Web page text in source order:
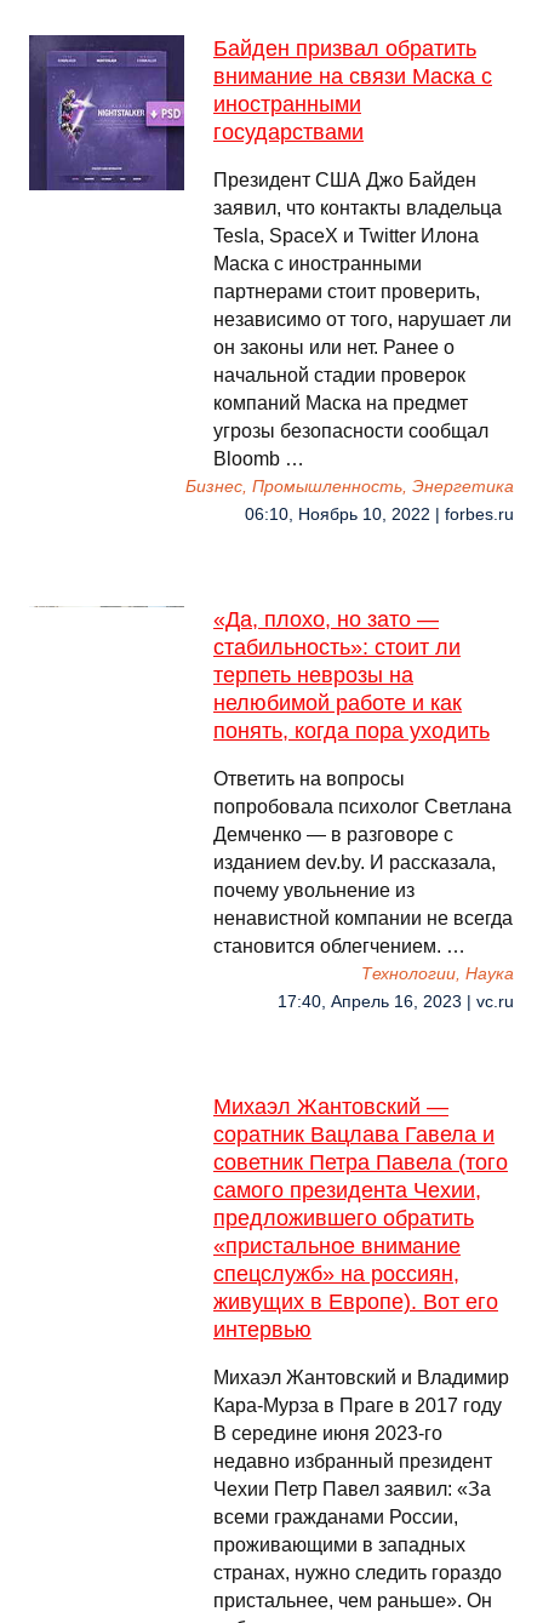
Байден призвал обратить
внимание на связи Маска с
иностранными
государствами
Президент США Джо Байден
заявил, что контакты владельца
Tesla, SpaceХ и Twitter Илона
Маска с иностранными
партнерами стоит проверить,
независимо от того, нарушает ли
он законы или нет. Ранее о
начальной стадии проверок
компаний Маска на предмет
угрозы безопасности сообщал
Bloomb …
Бизнес, Промышленность, Энергетика
06:10, Ноябрь 10, 2022 | forbes.ru
​«Да, плохо, но зато —
стабильность»: стоит ли
терпеть неврозы на
нелюбимой работе и как
понять, когда пора уходить
Ответить на вопросы
попробовала психолог Светлана
Демченко — в разговоре с
изданием dev.by. И рассказала,
почему увольнение из
ненавистной компании не всегда
становится облегчением. …
Технологии, Наука
17:40, Апрель 16, 2023 | vc.ru
Михаэл Жантовский —
соратник Вацлава Гавела и
советник Петра Павела (того
самого президента Чехии,
предложившего обратить
«пристальное внимание
спецслужб» на россиян,
живущих в Европе). Вот его
интервью
Михаэл Жантовский и Владимир
Кара-Мурза в Праге в 2017 году
В середине июня 2023-го
недавно избранный президент
Чехии Петр Павел заявил: «За
всеми гражданами России,
проживающими в западных
странах, нужно следить гораздо
пристальнее, чем раньше». Он